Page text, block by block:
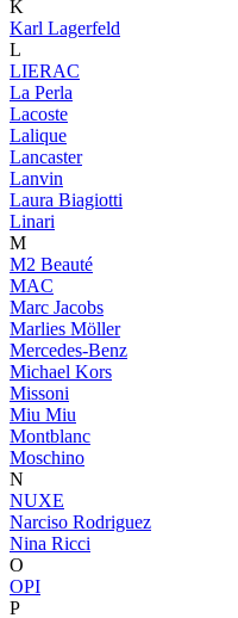
K
Karl Lagerfeld
L
LIERAC
La Perla
Lacoste
Lalique
Lancaster
Lanvin
Laura Biagiotti
Linari
M
M2 Beauté
MAC
Marc Jacobs
Marlies Möller
Mercedes-Benz
Michael Kors
Missoni
Miu Miu
Montblanc
Moschino
N
NUXE
Narciso Rodriguez
Nina Ricci
O
OPI
P